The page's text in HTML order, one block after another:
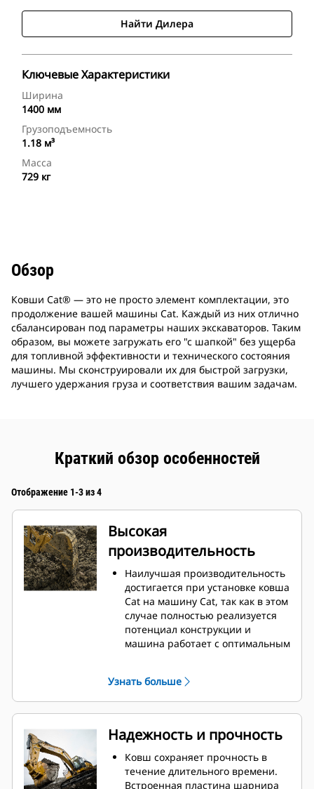
Найти Дилера
Ключевые Характеристики
Ширина
1400 мм
Грузоподъемность
1.18 м³
Масса
729 кг
Обзор
Ковши Cat® — это не просто элемент комплектации, это
продолжение вашей машины Cat. Каждый из них отлично
сбалансирован под параметры наших экскаваторов. Таким
образом, вы можете загружать его "с шапкой" без ущерба
для топливной эффективности и технического состояния
машины. Мы сконструировали их для быстрой загрузки,
лучшего удержания груза и соответствия вашим задачам.
Краткий обзор особенностей
Отображение 1-3 из 4
Высокая
производительность
Наилучшая производительность
достигается при установке ковша
Cat на машину Cat, так как в этом
случае полностью реализуется
потенциал конструкции и
машина работает с оптимальным
Профиль кожуха с двойным
радиусом позволяет улучшить
попадание материала в ковш.
упора гарантирует, что нижняя
часть ковша не цепляется за
грунт, что снижает затраты на
техническое обслуживание.
Узнать больше
Надежность и прочность
Ковш сохраняет прочность в
течение длительного времени.
Встроенная пластина шарнира